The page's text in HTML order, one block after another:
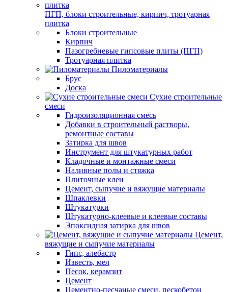
ПГП, блоки строительные, кирпич, тротуарная
плитка
Блоки строительные
Кирпич
Пазогребневые гипсовые плиты (ПГП)
Тротуарная плитка
Пиломатериалы
Брус
Доска
Сухие строительные
смеси
Гидроизоляционная смесь
Добавки в строительный растворы,
ремонтные составы
Затирка для швов
Инструмент для штукатурных работ
Кладочные и монтажные смеси
Наливные полы и стяжка
Плиточные клеи
Цемент, сыпучие и вяжущие материалы
Шпаклевки
Штукатурки
Штукатурно-клеевые и клеевые составы
Эпоксидная затирка для швов
Цемент,
вяжущие и сыпучие материалы
Гипс, алебастр
Известь, мел
Песок, керамзит
Цемент
Цементно-песчаные смеси, пескобетон